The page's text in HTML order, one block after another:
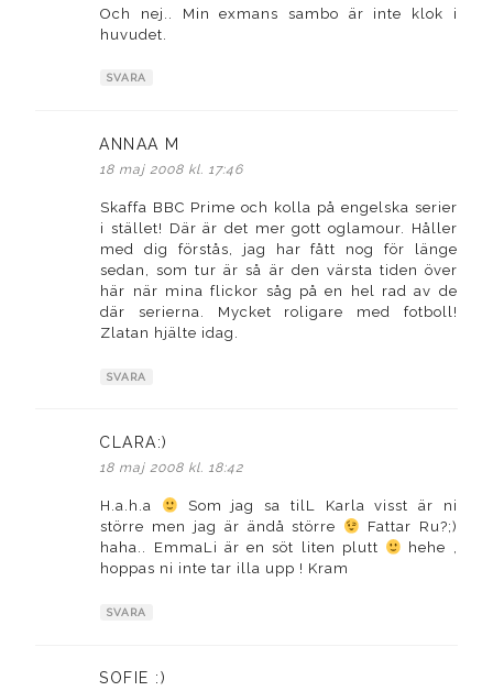
Och nej.. Min exmans sambo är inte klok i
huvudet.
SVARA
ANNAA M
18 maj 2008 kl. 17:46
Skaffa BBC Prime och kolla på engelska serier
i stället! Där är det mer gott oglamour. Håller
med dig förstås, jag har fått nog för länge
sedan, som tur är så är den värsta tiden över
här när mina flickor såg på en hel rad av de
där serierna. Mycket roligare med fotboll!
Zlatan hjälte idag.
SVARA
CLARA:)
18 maj 2008 kl. 18:42
H.a.h.a
Som jag sa tilL Karla visst är ni
större men jag är ändå större
Fattar Ru?;)
haha.. EmmaLi är en söt liten plutt
hehe ,
hoppas ni inte tar illa upp ! Kram
SVARA
SOFIE :)